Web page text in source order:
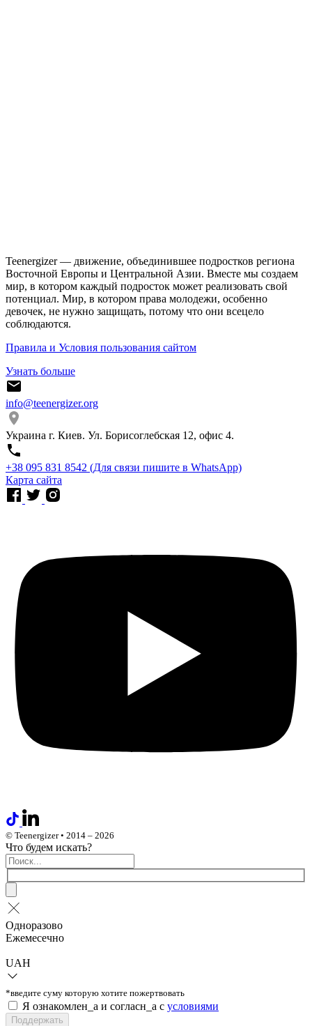
Teenergizer — движение, объединившее подростков региона
Восточной Европы и Центральной Азии. Вместе мы создаем
мир, в котором каждый подросток может реализовать свой
потенциал. Мир, в котором права молодежи, особенно
девочек, не нужно защищать, потому что они всецело
соблюдаются.
Правила и Условия пользования сайтом
Узнать больше
info@teenergizer.org
Украина г. Киев. Ул. Борисоглебская 12, офис 4.
⁨+38 095 831 8542⁩ (Для связи пишите в WhatsApp)
Карта сайта
© Teenergizer • 2014 – 2026
Что будем искать?
Одноразово
Ежемесечно
UAH
*введите суму которую хотите пожертвовать
Я ознакомлен_а и согласн_а c условиями
Поддержать